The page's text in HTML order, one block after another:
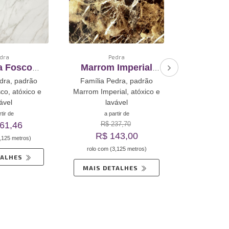
Fosco
De
padrão
atóxico e
de
metros)
Pedra
Marrom Imperial
Revestimento De
Vinil Autoadesivo
Família Pedra, padrão
Marrom Imperial, atóxico e
lavável
a partir de
R$ 237,70
R$ 143,00
rolo com (3,125 metros)
MAIS DETALHES